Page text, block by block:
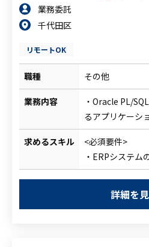
業務委託
千代田区
リモートOK
職種 その他
業務内容
・Oracle PL/
るアプリケーシ
グラム開発/テス
・パフォーマン
と継続的な品質
※実装経験を積
設計や上流工程
求めるスキル
<必須要件>
・ERPシステ
経験年数：5年
によるプログラ
詳細を